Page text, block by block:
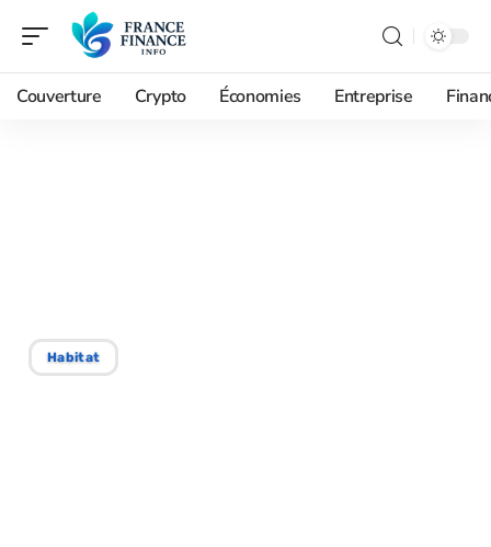
Couverture Crypto Économies Entreprise
Habitat